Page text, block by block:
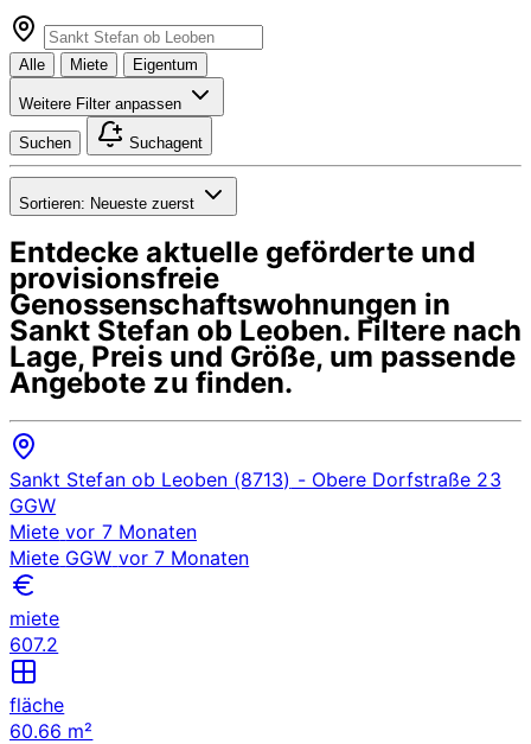
Alle Miete Eigentum
Weitere Filter anpassen
Suchen Suchagent
Sortieren: Neueste zuerst
Entdecke aktuelle geförderte und
provisionsfreie
Genossenschaftswohnungen in
Sankt Stefan ob Leoben. Filtere nach
Lage, Preis und Größe, um passende
Angebote zu finden.
Sankt Stefan ob Leoben (8713) - Obere Dorfstraße 23
GGW
Miete vor 7 Monaten
Miete GGW vor 7 Monaten
miete
607.2
fläche
60.66 m²